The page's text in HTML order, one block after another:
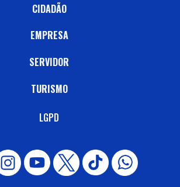
CIDADÃO
EMPRESA
SERVIDOR
TURISMO
LGPD